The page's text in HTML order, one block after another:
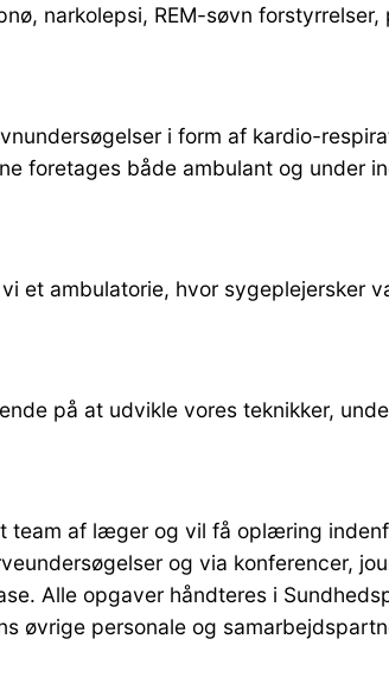
narkolepsi, REM-søvn forstyrrelser,
i form af kardio-
foretages både ambulant og under
et ambulatorie, hvor sygeplejersker
på at udvikle vores teknikker,
team af læger og vil få oplæring
og via konferencer,
Alle opgaver håndteres i
øvrige personale og